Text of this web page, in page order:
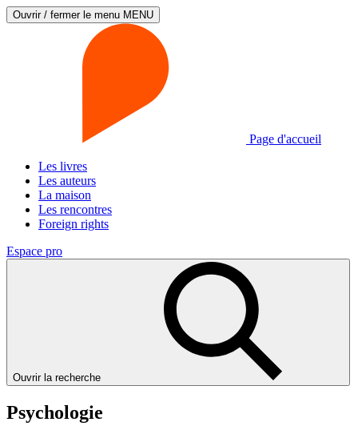
Ouvrir / fermer le menu MENU
Page d'accueil
Les livres
Les auteurs
La maison
Les rencontres
Foreign rights
Espace pro
Ouvrir la recherche
Psychologie